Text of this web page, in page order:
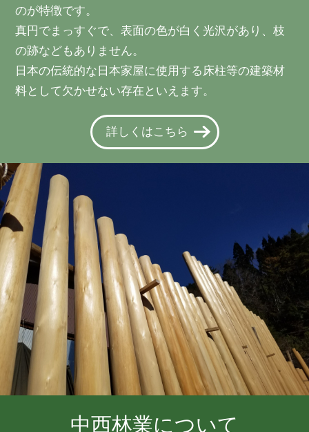
のが特徴です。
真円でまっすぐで、表面の色が白く光沢があり、枝
の跡などもありません。
日本の伝統的な日本家屋に使用する床柱等の建築材
料として欠かせない存在といえます。
詳しくはこちら
中西林業について